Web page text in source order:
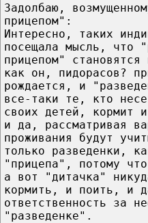
Задолбаю,
прицепом":
Интересно, таких
посещала мысль, что
прицепом"
как он, пидорасов?
рождается, и
все-таки те, кто
своих детей, кормит
и да, рассматривая
проживания будут
только разведенки,
"прицепа", потому
а вот "дитачка"
кормить, и поить, и
ответственность за
"разведенке".